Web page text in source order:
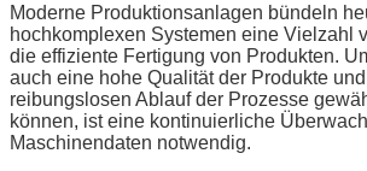
Moderne Produktionsanlagen bündeln
hochkomplexen Systemen eine Vielzahl
die effiziente Fertigung von Produkten.
auch eine hohe Qualität der Produkte
reibungslosen Ablauf der Prozesse
können, ist eine kontinuierliche
Maschinendaten notwendig.